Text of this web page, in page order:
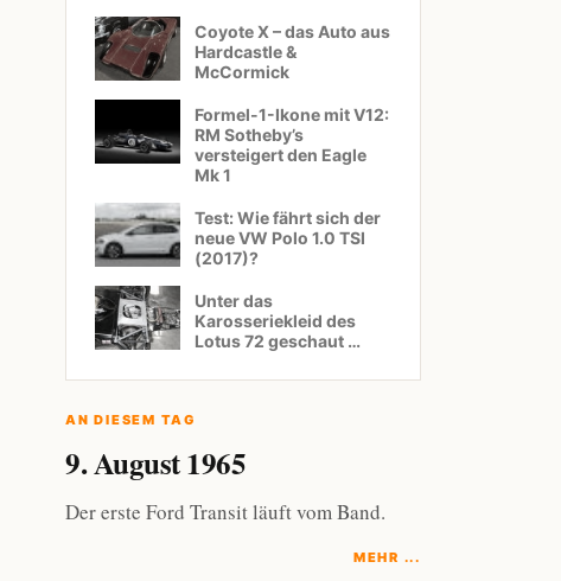
Coyote X – das Auto aus
Hardcastle &
McCormick
Formel-1-Ikone mit V12:
RM Sotheby’s
versteigert den Eagle
Mk 1
Test: Wie fährt sich der
neue VW Polo 1.0 TSI
(2017)?
Unter das
Karosseriekleid des
Lotus 72 geschaut …
AN DIESEM TAG
9. August 1965
Der erste Ford Transit läuft vom Band.
MEHR ...